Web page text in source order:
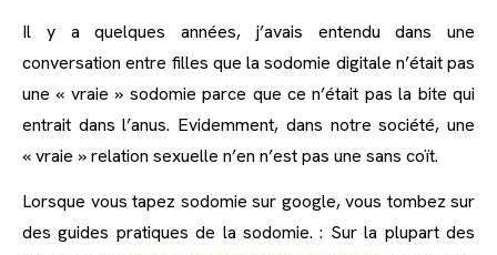
Il y a quelques années, j’avais entendu dans une
conversation entre filles que la sodomie digitale n’était pas
une « vraie » sodomie parce que ce n’était pas la bite qui
entrait dans l’anus. Evidemment, dans notre société, une
« vraie » relation sexuelle n’en n’est pas une sans coït.
Lorsque vous tapez sodomie sur google, vous tombez sur
des guides pratiques de la sodomie. : Sur la plupart des